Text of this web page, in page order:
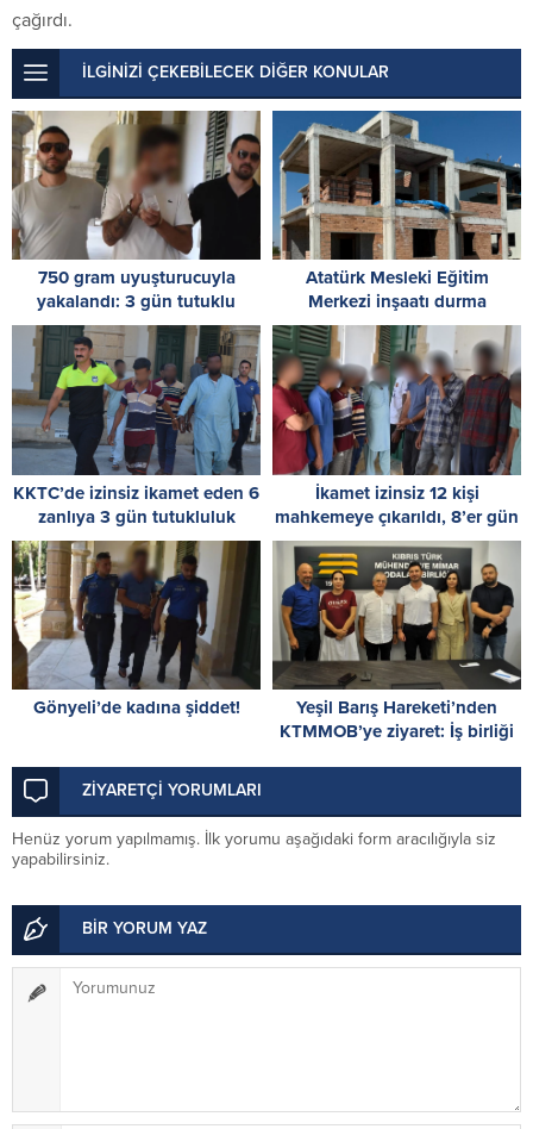
çağırdı.
İLGİNİZİ ÇEKEBİLECEK DİĞER KONULAR
750 gram uyuşturucuyla
yakalandı: 3 gün tutuklu
kalacak
Atatürk Mesleki Eğitim
Merkezi inşaatı durma
noktasında! İskele’den acil
destek çağrısı
KKTC’de izinsiz ikamet eden 6
zanlıya 3 gün tutukluluk
İkamet izinsiz 12 kişi
mahkemeye çıkarıldı, 8’er gün
tutukluluk emri verildi
Gönyeli’de kadına şiddet!
Yeşil Barış Hareketi’nden
KTMMOB’ye ziyaret: İş birliği
ZİYARETÇİ YORUMLARI
Henüz yorum yapılmamış. İlk yorumu aşağıdaki form aracılığıyla siz
yapabilirsiniz.
BİR YORUM YAZ